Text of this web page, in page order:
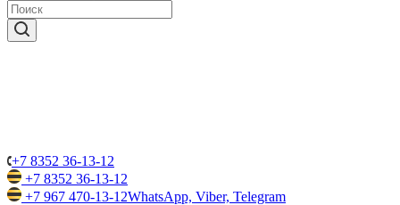
+7 8352 36-13-12
+7 8352 36-13-12
+7 967 470-13-12WhatsApp, Viber, Telegram